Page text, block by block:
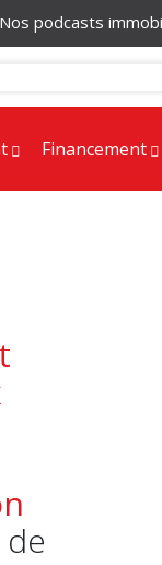
Nos podcasts
Financement